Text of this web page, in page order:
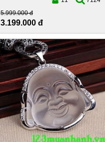
5.999.000 đ
3.199.000 đ